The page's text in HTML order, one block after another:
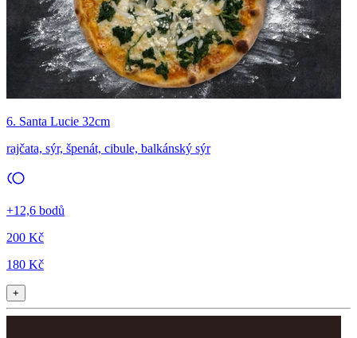
6. Santa Lucie 32cm
rajčata, sýr, špenát, cibule, balkánský sýr
+12,6 bodů
200 Kč
180 Kč
+